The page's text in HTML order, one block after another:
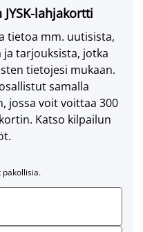
lahjakortti
tietoa mm. uutisista,
tarjouksista, jotka
tietojesi mukaan.
samalla
jossa voit voittaa 300
Katso kilpailun
pakollisia.